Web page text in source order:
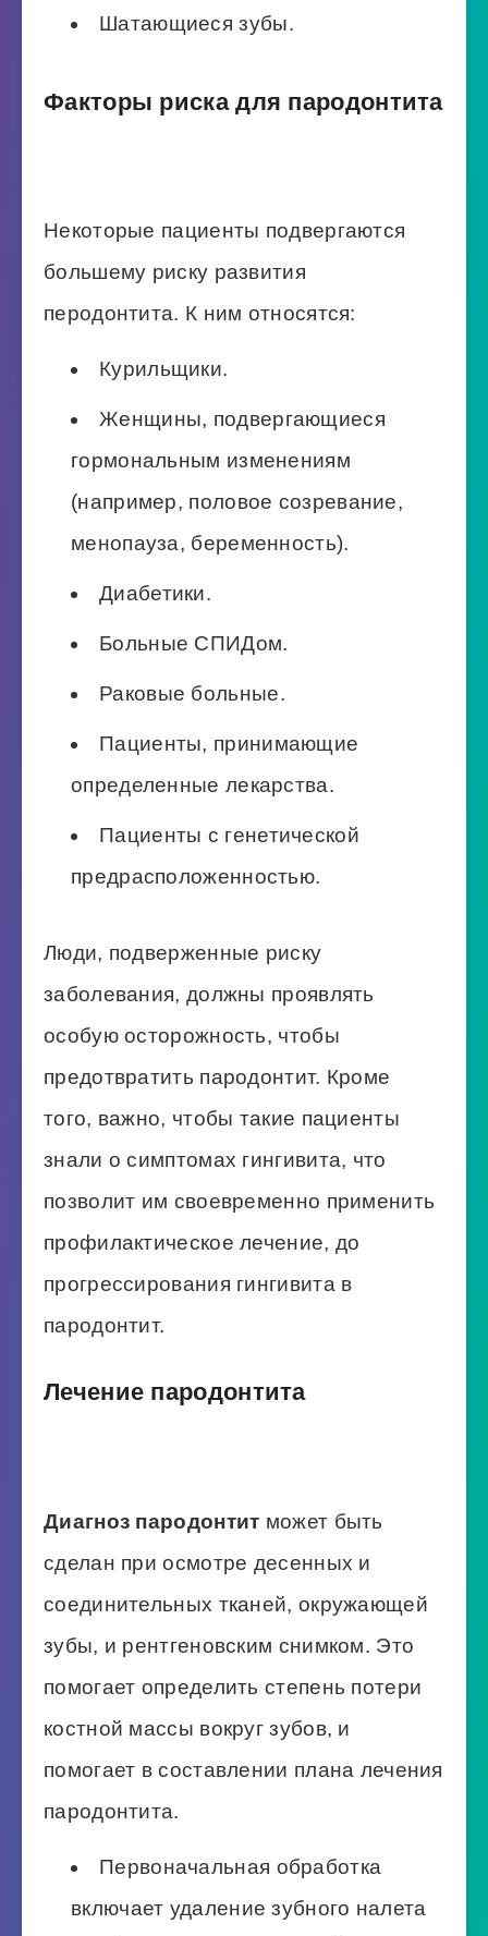
Шатающиеся зубы.
Факторы риска для пародонтита
Некоторые пациенты подвергаются
большему риску развития
перодонтита. К ним относятся:
Курильщики.
Женщины, подвергающиеся
гормональным изменениям
(например, половое созревание,
менопауза, беременность).
Диабетики.
Больные СПИДом.
Раковые больные.
Пациенты, принимающие
определенные лекарства.
Пациенты с генетической
предрасположенностью.
Люди, подверженные риску
заболевания, должны проявлять
особую осторожность, чтобы
предотвратить пародонтит. Кроме
того, важно, чтобы такие пациенты
знали о симптомах гингивита, что
позволит им своевременно применить
профилактическое лечение, до
прогрессирования гингивита в
пародонтит.
Лечение пародонтита
Диагноз пародонтит может быть
сделан при осмотре десенных и
соединительных тканей, окружающей
зубы, и рентгеновским снимком. Это
помогает определить степень потери
костной массы вокруг зубов, и
помогает в составлении плана лечения
пародонтита.
Первоначальная обработка
включает удаление зубного налета